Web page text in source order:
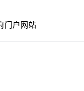
门户网站